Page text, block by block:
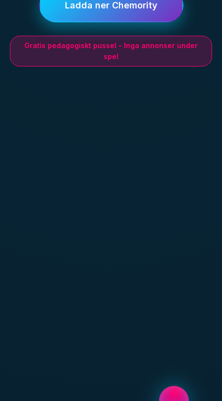
Ladda ner Chemority
Gratis pedagogiskt pussel - Inga annonser under
spel